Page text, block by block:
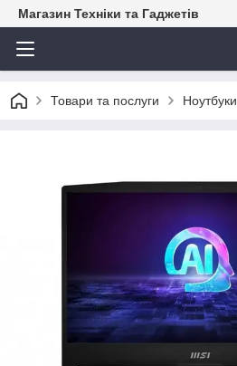
Магазин Техніки та Гаджетів
Товари та послуги Ноутбуки